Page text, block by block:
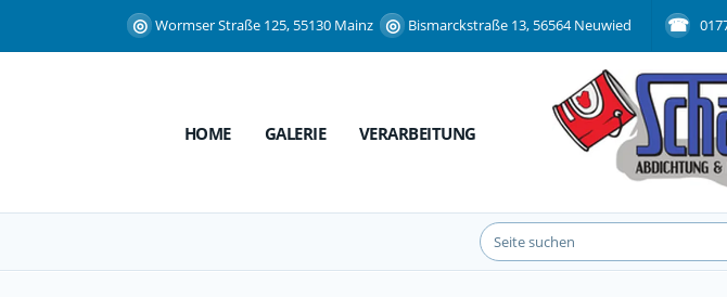
Wormser Straße 125, 55130 Mainz Bismarckstraße 13, 56564 Neuwied
HOME GALERIE VERARBEITUNG